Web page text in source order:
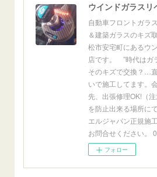
自動車フロントガラ
＆建築ガラスのキズ
松市安宅町にあるウ
店です。 ”時代はガ
そのキズで交換？…
いで施工してます。
先、出張修理OK!（
を防止出来る場所に
エルジャパン正規施
お問合せください。
フォロー